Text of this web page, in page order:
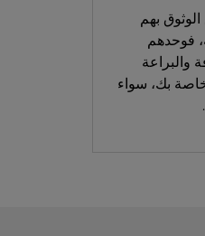
بهم
فوحدهم
والبراعة
بك، سواء